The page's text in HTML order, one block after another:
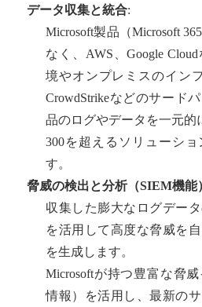
データ収集と統合:
Microsoft製品（Microsoft
なく、AWS、Google
境やオンプレミスのイン
CrowdStrikeなどのサード
品のログやデータを一元的
300を超えるソリューシ
す。
脅威の検出と分析（SIEM機能
収集した膨大なログデー
を活用して高度な脅威を
を生成します。
Microsoftが持つ豊富な脅
情報）を活用し、最新の